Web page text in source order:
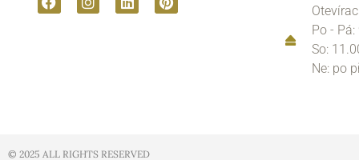
Po -
So:
Ne: po
© 2025 ALL RIGHTS RESERVED​